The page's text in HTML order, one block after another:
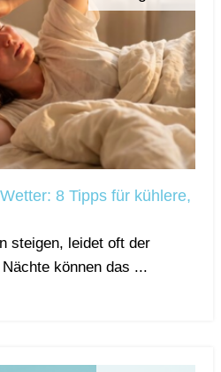
8 Tipps für kühlere,
steigen, leidet oft der
können das ...